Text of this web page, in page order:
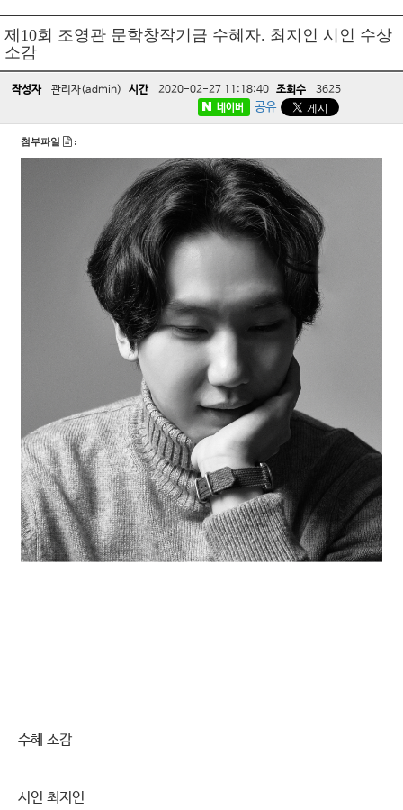
n
제10회 조영관 문학창작기금 수혜자. 최지인 시인 수상
소감
작성자 관리자(admin) 시간 2020-02-27 11:18:40 조회수 3625
네이버 공유
첨부파일 :
수혜 소감
시인 최지인